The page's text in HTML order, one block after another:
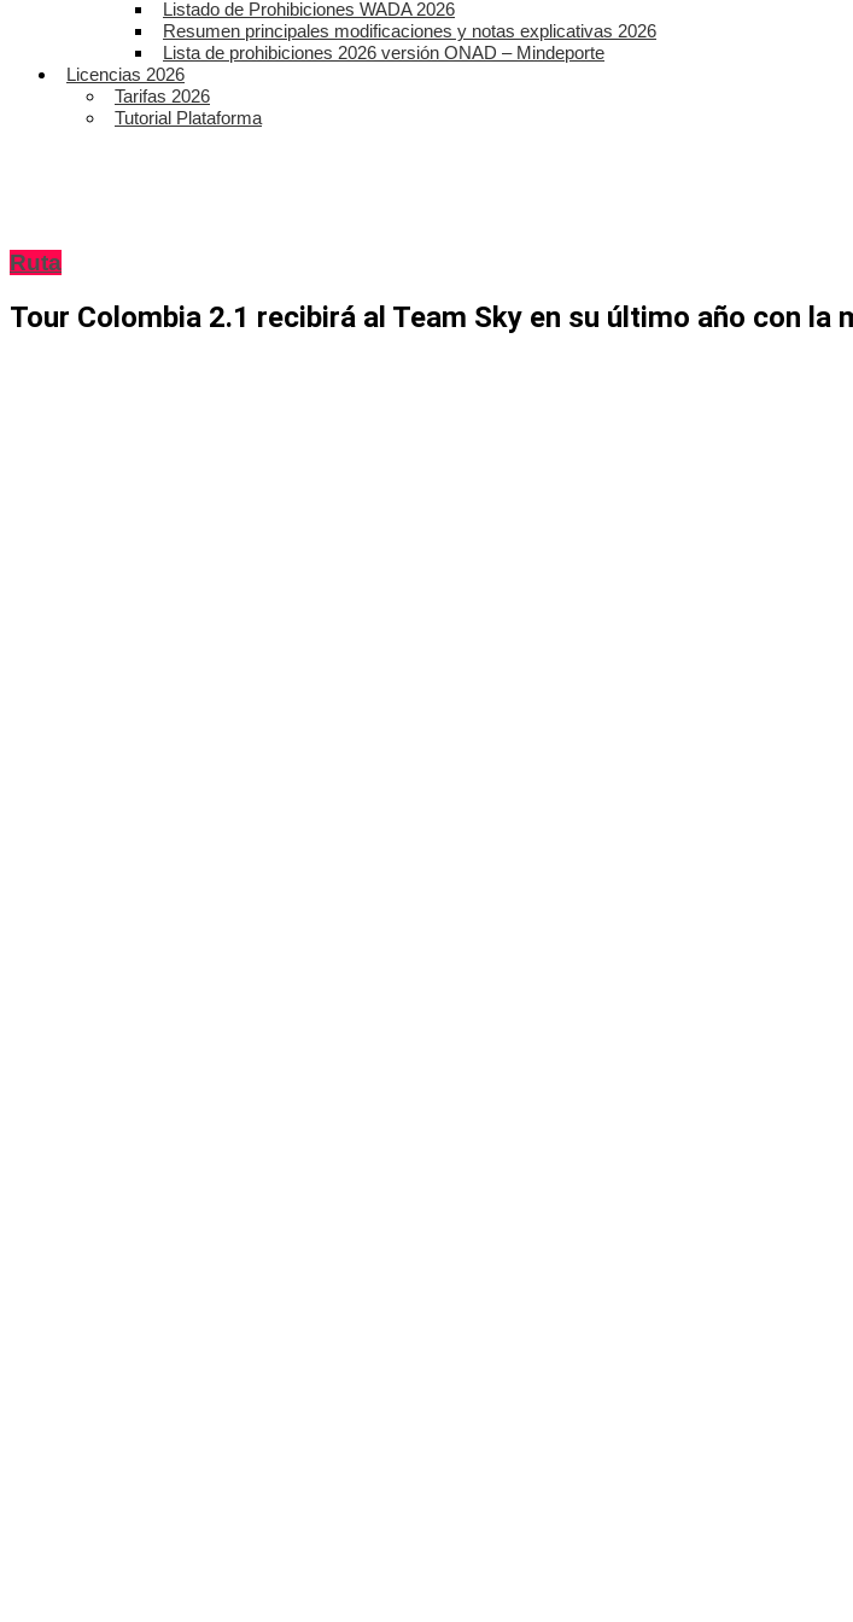
Listado de Prohibiciones WADA 2026
Resumen principales modificaciones y notas explicativas 2026
Lista de prohibiciones 2026 versión ONAD – Mindeporte
Licencias 2026
Tarifas 2026
Tutorial Plataforma
Ruta
Tour Colombia 2.1 recibirá al Team Sky en su último año con